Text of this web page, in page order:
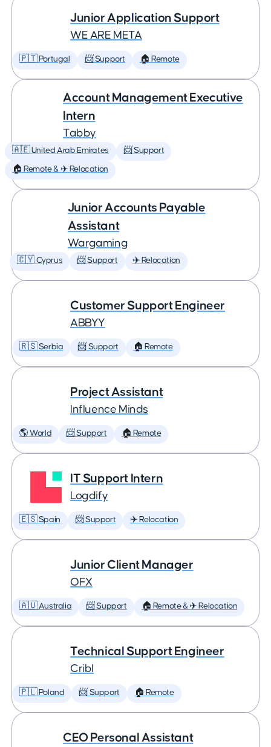
Junior Application Support
WE ARE META
🇵🇹 Portugal 📨 Support 🏠 Remote
Account Management Executive
Intern
Tabby
🇦🇪 United Arab Emirates 📨 Support
🏠 Remote & ✈️ Relocation
Junior Accounts Payable
Assistant
Wargaming
🇨🇾 Cyprus 📨 Support ✈️ Relocation
Customer Support Engineer
ABBYY
🇷🇸 Serbia 📨 Support 🏠 Remote
Project Assistant
Influence Minds
🌎 World 📨 Support 🏠 Remote
IT Support Intern
Logdify
🇪🇸 Spain 📨 Support ✈️ Relocation
Junior Client Manager
OFX
🇦🇺 Australia 📨 Support 🏠 Remote & ✈️ Relocation
Technical Support Engineer
Cribl
🇵🇱 Poland 📨 Support 🏠 Remote
CEO Personal Assistant